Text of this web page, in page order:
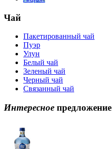
Чай
Пакетированный чай
Пуэр
Улун
Белый чай
Зеленый чай
Черный чай
Связанный чай
Интересное предложение